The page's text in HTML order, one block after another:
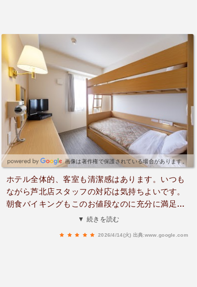
画像は著作権で保護されている場合があります。
ホテル全体的、客室も清潔感はあります。いつも
ながら芦北店スタッフの対応は気持ちよいです。
朝食バイキングもこのお値段なのに充分に満足だ
と思いますよ。お綺麗な厨房担当女性スタッフお
▼ 続きを読む
2026/4/14(火) 出典:www.google.com